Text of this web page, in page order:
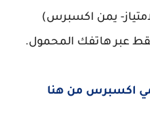
يمن اكسبرس)
فقط عبر هاتفك المحمول.
اكسبرس من هنا